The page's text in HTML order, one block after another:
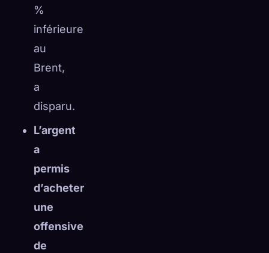
%
inférieure
au
Brent,
a
disparu.
L’argent
a
permis
d’acheter
une
offensive
de